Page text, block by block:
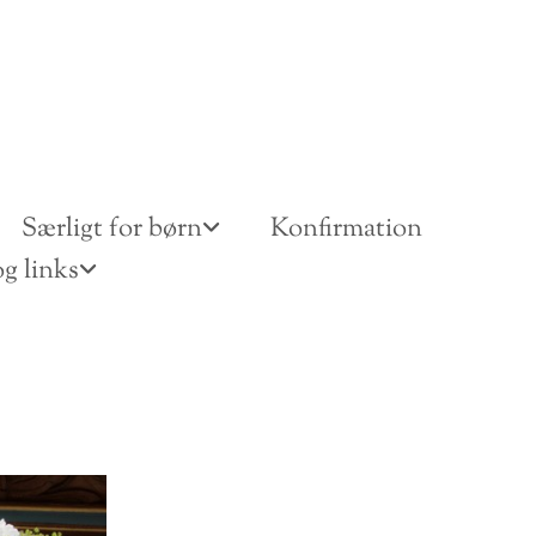
Særligt for børn
Konfirmation
links